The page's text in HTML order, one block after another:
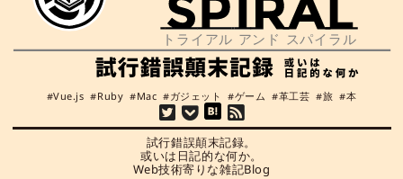
試行錯誤顛末記録。
或いは日記的な何か。
Web技術寄りな雑記Blog
Vue.js Ruby Mac ガジェット ゲーム 革工芸 旅 本